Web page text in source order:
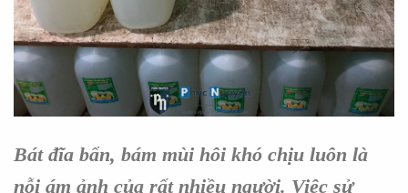
Bát đĩa bẩn, bám mùi hôi khó chịu luôn là
nỗi ám ảnh của rất nhiều người. Việc sử